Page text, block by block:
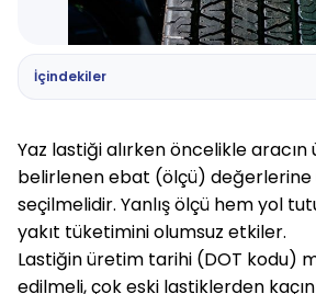
İçindekiler
Yaz lastiği alırken öncelikle
belirlenenebat (ölçü) değerlerine
seçilmelidir. Yanlış ölçü hem yol
yakıt tüketimini olumsuz etkiler.
Lastiğinüretim tarihi (DOT kodu)
edilmeli, çok eski lastiklerden